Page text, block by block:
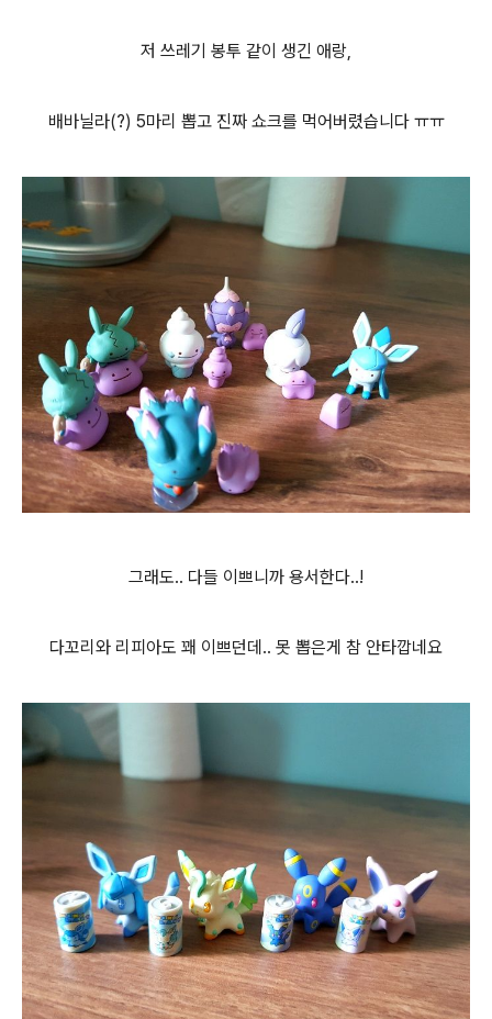
저 쓰레기 봉투 같이 생긴 애랑,
배바닐라(?) 5마리 뽑고 진짜 쇼크를 먹어버렸습니다 ㅠㅠ
그래도.. 다들 이쁘니까 용서한다..!
다꼬리와 리피아도 꽤 이쁘던데.. 못 뽑은게 참 안타깝네요